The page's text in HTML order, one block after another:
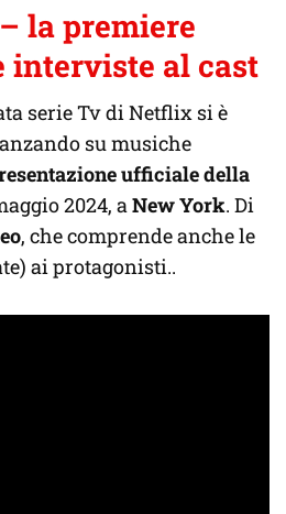
la premiere
interviste al cast
serie Tv di Netflix si è
su musiche
ufficiale della
2024, a New York. Di
, che comprende anche le
ai protagonisti..